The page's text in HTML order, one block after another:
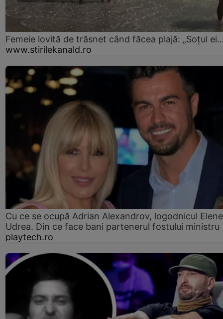
Femeie lovită de trăsnet când făcea plajă: „Soțul
www.stirilekanald.ro
Cu ce se ocupă Adrian Alexandrov, logodnicul
Udrea. Din ce face bani partenerul fostului ministru
playtech.ro